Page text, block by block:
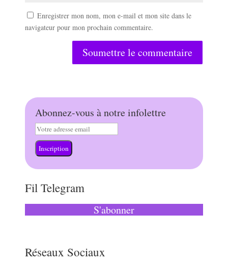
Abonnez-vous à notre infolettre
Inscription
Fil Telegram
S'abonner
Réseaux Sociaux
Enregistrer mon nom, mon e-mail et mon site dans le
navigateur pour mon prochain commentaire.
Soumettre le commentaire